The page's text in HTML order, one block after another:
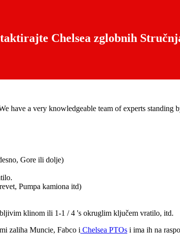
Chelsea zglobnih
have a very knowledgeable team of experts standing
Gore ili dolje)
Pumpa kamiona itd)
klinom ili 1-1 / 4 's okruglim ključem vratilo, itd.
zaliha Muncie, Fabco i Chelsea PTOs i ima ih na